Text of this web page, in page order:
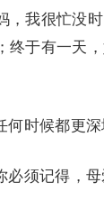
我很忙没
于有一天
时候都更深
记得，母